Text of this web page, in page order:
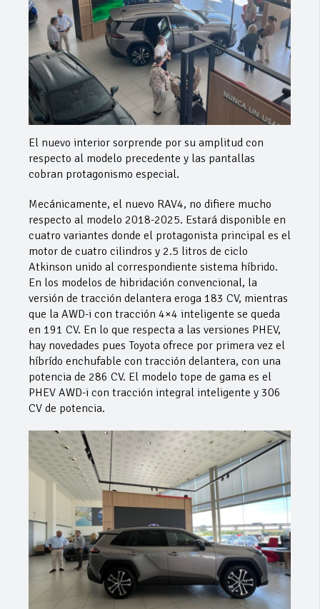
El nuevo interior sorprende por su amplitud con
respecto al modelo precedente y las pantallas
cobran protagonismo especial.
Mecánicamente, el nuevo RAV4, no difiere mucho
respecto al modelo 2018-2025. Estará disponible en
cuatro variantes donde el protagonista principal es el
motor de cuatro cilindros y 2.5 litros de ciclo
Atkinson unido al correspondiente sistema híbrido.
En los modelos de hibridación convencional, la
versión de tracción delantera eroga 183 CV, mientras
que la AWD-i con tracción 4×4 inteligente se queda
en 191 CV. En lo que respecta a las versiones PHEV,
hay novedades pues Toyota ofrece por primera vez el
híbrído enchufable con tracción delantera, con una
potencia de 286 CV. El modelo tope de gama es el
PHEV AWD-i con tracción integral inteligente y 306
CV de potencia.